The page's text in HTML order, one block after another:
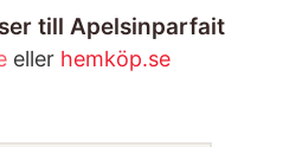
till Apelsinparfait
eller hemköp.se